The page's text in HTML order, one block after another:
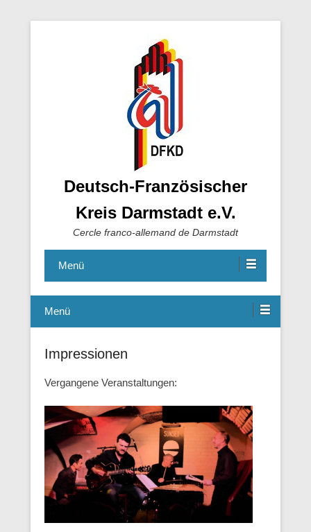
Deutsch-Französischer
Kreis Darmstadt e.V.
Cercle franco-allemand de Darmstadt
Menü
Menü
Impressionen
Vergangene Veranstaltungen: